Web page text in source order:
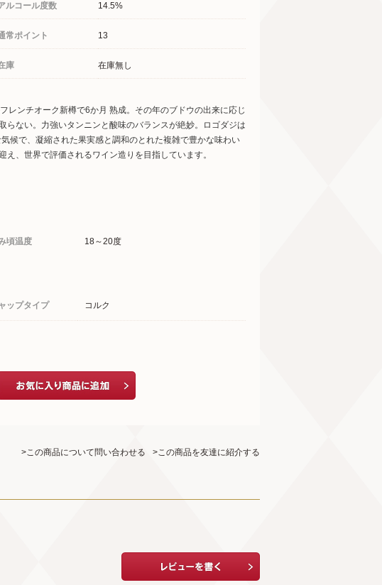
ルコール度数 14.5%
常ポイント 13
庫 在庫無し
レンチオーク新樽で6か月 熟成。その年のブドウの出来に応じ
ない。力強いタンニンと酸味のバランスが絶妙。ロゴダジは
候で、凝縮された果実感と調和のとれた複雑で豊かな味わい
、世界で評価されるワイン造りを目指しています。
頃温度 18～20度
ップタイプ コルク
>この商品について問い合わせる >この商品を友達に紹介する